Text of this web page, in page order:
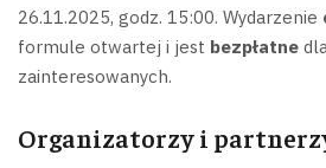
26.11.2025, godz. 15:00. Wydarzenie
formule otwartej i jest bezpłatne
zainteresowanych.
Organizatorzy i